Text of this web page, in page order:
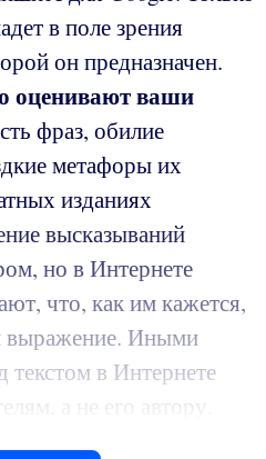
в поле зрения
он предназначен.
оценивают ваши
фраз, обилие
метафоры их
изданиях
высказываний
но в Интернете
что, как им кажется,
выражение. Иными
текстом в Интернете